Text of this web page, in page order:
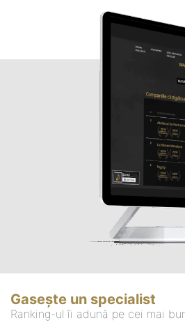
Gasește un specialist
Ranking-ul îi adună pe cei mai